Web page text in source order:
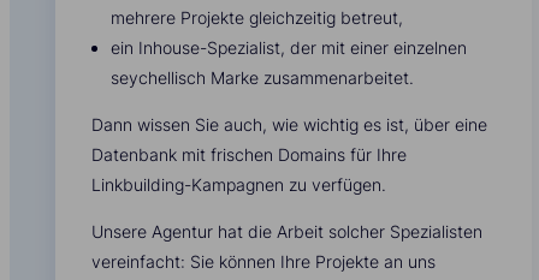
mehrere Projekte gleichzeitig betreut,
ein Inhouse-Spezialist, der mit einer einzelnen
seychellisch Marke zusammenarbeitet.
Dann wissen Sie auch, wie wichtig es ist, über eine
Datenbank mit frischen Domains für Ihre
Linkbuilding-Kampagnen zu verfügen.
Unsere Agentur hat die Arbeit solcher Spezialisten
vereinfacht: Sie können Ihre Projekte an uns